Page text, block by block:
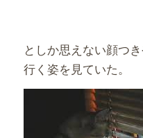
としか思えない顔つ
行く姿を見ていた。